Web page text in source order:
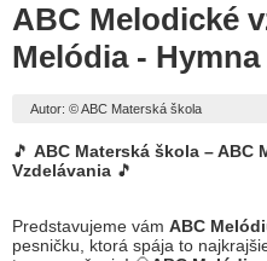
ABC Melodické
Melódia -
Autor: © ABC Materská škola
🎵 ABC Materská škola – ABC
Vzdelávania 🎵
Predstavujeme vám ABC
pesničku, ktorá spája to